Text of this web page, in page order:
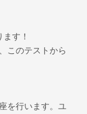
す！
このテストから
を行います。ユ